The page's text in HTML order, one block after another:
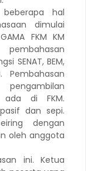
hal
dimulai
FKM KM
SENAT, BEM,
di FKM.
dan sepi.
dengan
oleh anggota
ini. Ketua